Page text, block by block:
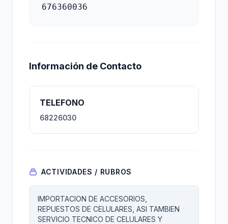
676360036
Información de Contacto
TELEFONO
68226030
ACTIVIDADES / RUBROS
IMPORTACION DE ACCESORIOS,
REPUESTOS DE CELULARES, ASI TAMBIEN
SERVICIO TECNICO DE CELULARES Y